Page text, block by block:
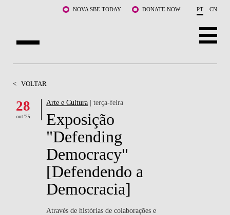
Saltar para o conteúdo principalNOVA SBE TODAY DONATE NOW PT CN
DOCENTES E INVESTIGAÇÃO
COMUNIDADE
WHAT'S HAPPENING
< VOLTAR
28
out '25
Arte e Cultura | terça-feira
Exposição
"Defending
Democracy"
[Defendendo a
Democracia]
Através de histórias de colaborações e